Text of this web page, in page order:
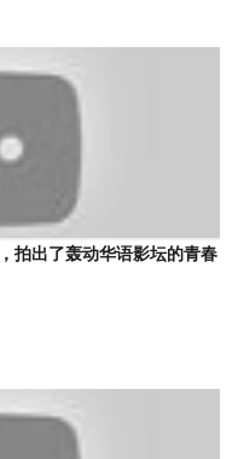
拍出了轰动华语影坛的青春